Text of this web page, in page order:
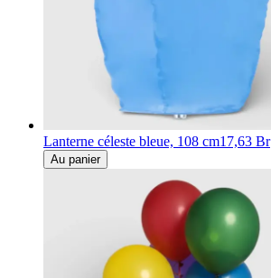
Lanterne céleste bleue, 108 cm17,63 Br
Au panier